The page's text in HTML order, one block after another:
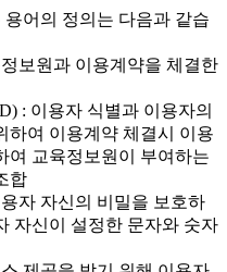
어의 정의는 다음과 같습
보원과 이용계약을 체결한
: 이용자 식별과 이용자의
하여 이용계약 체결시 이용
여 교육정보원이 부여하는
합
자 자신의 비밀을 보호하
자신이 설정한 문자와 숫자